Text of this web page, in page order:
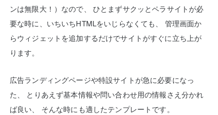
ンは無限大！）なので、
ひとまずサクッとペラサイトが必
要な時に、いちいちHTMLをいじらなくても、
管理画面か
らウィジェットを追加するだけでサイトがすぐに立ち上が
ります。
広告ランディングページや特設サイトが急に必要になっ
た、
とりあえず基本情報や問い合わせ用の情報さえ分かれ
ば良い、
そんな時にも適したテンプレートです。